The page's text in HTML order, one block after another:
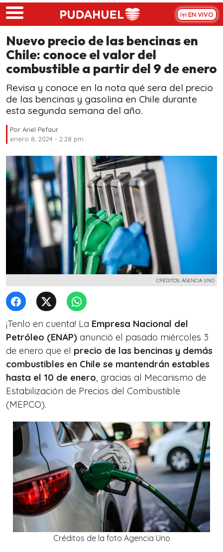
Skip to main content
EN VIVO
Nuevo precio de las bencinas en
Chile: conoce el valor del
combustible a partir del 9 de enero
Revisa y conoce en la nota qué sera del precio
de las bencinas y gasolina en Chile durante
esta segunda semana del año.
Por Ariel Pefaur
enero 8, 2024 - 2:28 pm
CRÉDITOS: AGENCIA UNO
¡Tenlo en cuenta! La Empresa Nacional del
Petróleo (ENAP) anunció el pasado miércoles 3
de enero que el precio de las bencinas y demás
combustibles en Chile se mantendrán estables
hasta el 10 de enero, gracias al Mecanismo de
Estabilización de Precios del Combustible
(MEPCO).
Créditos de la foto Agencia Uno